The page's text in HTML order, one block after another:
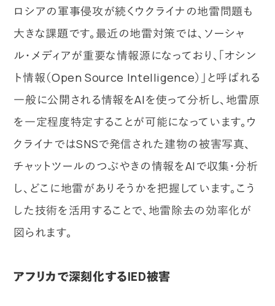
ロシアの軍事侵攻が続くウクライナの地雷問題も
大きな課題です。最近の地雷対策では、ソーシャ
ル・メディアが重要な情報源になっており、「オシン
ト情報（Open Source Intelligence）」と呼ばれる
一般に公開される情報をAIを使って分析し、地雷原
を一定程度特定することが可能になっています。ウ
クライナではSNSで発信された建物の被害写真、
チャットツールのつぶやきの情報をAIで収集・分析
し、どこに地雷がありそうかを把握しています。こう
した技術を活用することで、地雷除去の効率化が
図られます。
アフリカで深刻化するIED被害